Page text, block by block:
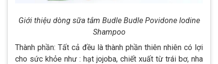
Giới thiệu dòng sữa tắm Budle Budle Povidone Iodine
Shampoo
Thành phần: Tất cả đều là thành phần thiên nhiên có lợi
cho sức khỏe như : hạt jojoba, chiết xuất từ trái bơ, nha